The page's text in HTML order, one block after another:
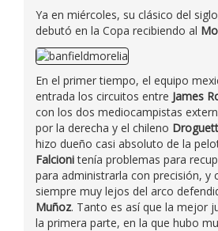
Ya en miércoles, su clásico del siglo
debutó en la Copa recibiendo al
En el primer tiempo, el equipo
entrada los circuitos entre James
con los dos mediocampistas
por la derecha y el chileno Droguett
hizo dueño casi absoluto de la
Falcionitenía problemas para
para administrarla con precisión, y
siempre muy lejos del arco
Muñoz. Tanto es así que la mejor
la primera parte, en la que hubo